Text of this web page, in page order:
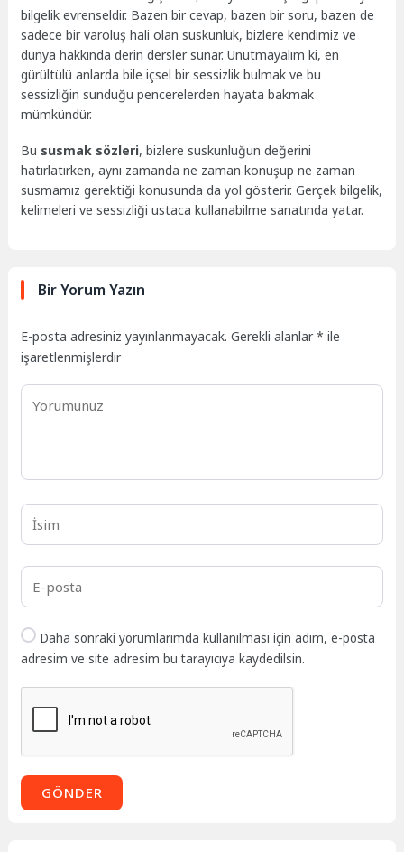
bilgelik evrenseldir. Bazen bir cevap, bazen bir soru, bazen de
sadece bir varoluş hali olan suskunluk, bizlere kendimiz ve
dünya hakkında derin dersler sunar. Unutmayalım ki, en
gürültülü anlarda bile içsel bir sessizlik bulmak ve bu
sessizliğin sunduğu pencerelerden hayata bakmak
mümkündür.
Bu susmak sözleri, bizlere suskunluğun değerini
hatırlatırken, aynı zamanda ne zaman konuşup ne zaman
susmamız gerektiği konusunda da yol gösterir. Gerçek bilgelik,
kelimeleri ve sessizliği ustaca kullanabilme sanatında yatar.
Bir Yorum Yazın
E-posta adresiniz yayınlanmayacak. Gerekli alanlar* ile
işaretlenmişlerdir
Daha sonraki yorumlarımda kullanılması için adım, e-posta
adresim ve site adresim bu tarayıcıya kaydedilsin.
GÖNDER